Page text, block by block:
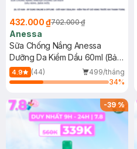
432.000 ₫702.000 ₫
Anessa
Sữa Chống Nắng Anessa
Dưỡng Da Kiềm Dầu 60ml (Bản
Mới)
4.9 (44)
499/tháng
34%
-39%